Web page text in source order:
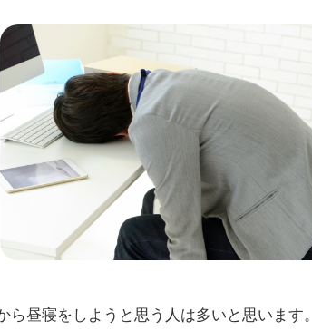
ら昼寝をしようと思う人は多いと思います。